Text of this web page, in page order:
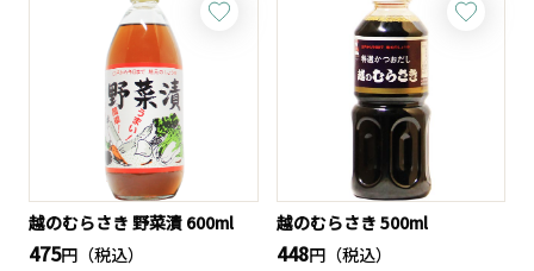
越のむらさき 野菜漬 600ml
475円（税込）
越のむらさき 500ml
448円（税込）